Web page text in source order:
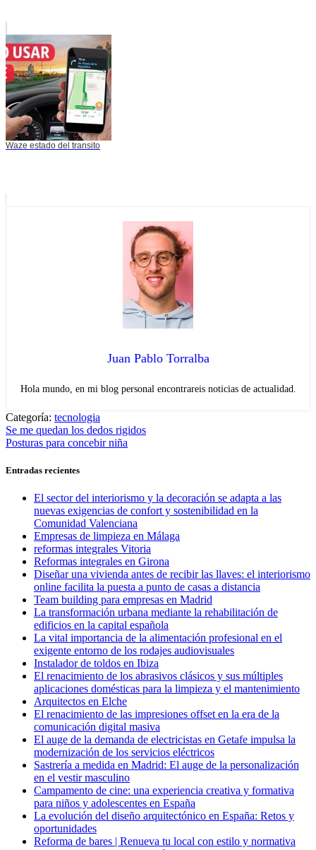
Waze estado del transito
Juan Pablo Torralba
Hola mundo, en mi blog personal encontrareis noticias de actualidad.
Categoría: tecnologia
Navegación
de
entradas
Entrada
anterior:
Se me quedan los dedos rigidos
Entrada
Posturas para concebir niña
Entradas recientes
El sector del interiorismo y la decoración se adapta a las
nuevas exigencias de confort y sostenibilidad en la
Comunidad Valenciana
Empresas de limpieza en Málaga
reformas integrales Vitoria
Reformas integrales en Girona
Diseñar una vivienda antes de recibir las llaves: el interiorismo
online facilita la puesta a punto de casas a distancia
Team building para empresas en Madrid
La transformación urbana mediante la rehabilitación de
edificios en la capital española
La vital importancia de la alimentación profesional en el
exigente entorno de los rodajes audiovisuales
Instalador de toldos en Ibiza
El renacimiento de los abrasivos clásicos y sus múltiples
aplicaciones domésticas para la limpieza y el mantenimiento
Arquitectos en Elche
El renacimiento de las impresiones offset en la era de la
comunicación digital masiva
El auge de la demanda de electricistas en Getafe impulsa la
modernización de los servicios eléctricos
Sastrería a medida en Madrid: El auge de la personalización
en el vestir masculino
Campamento de cine: una experiencia creativa y formativa
para niños y adolescentes en España
La evolución del diseño arquitectónico en España: Retos y
oportunidades
Reforma de bares | Renueva tu local con estilo y normativa